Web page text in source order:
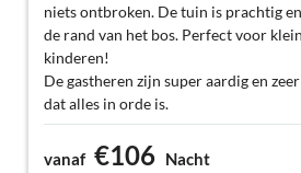
niets ontbroken. De tuin is prachtig
de rand van het bos. Perfect voor
kinderen!
De gastheren zijn super aardig en
dat alles in orde is.
Station Bertsdorf is slechts enkele
lopen en ook met de auto ben je snel
vanaf €106 Nacht